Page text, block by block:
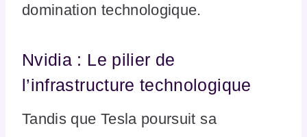
domination technologique.
Nvidia : Le pilier de
l’infrastructure technologique
Tandis que Tesla poursuit sa